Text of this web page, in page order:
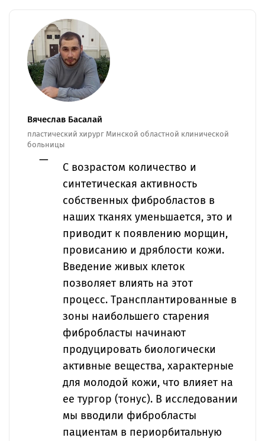
Вячеслав Басалай
пластический хирург Минской областной клинической
больницы
С возрастом количество и
синтетическая активность
собственных фибробластов в
наших тканях уменьшается, это и
приводит к появлению морщин,
провисанию и дряблости кожи.
Введение живых клеток
позволяет влиять на этот
процесс. Трансплантированные в
зоны наибольшего старения
фибробласты начинают
продуцировать биологически
активные вещества, характерные
для молодой кожи, что влияет на
ее тургор (тонус). В исследовании
мы вводили фибробласты
пациентам в периорбитальную